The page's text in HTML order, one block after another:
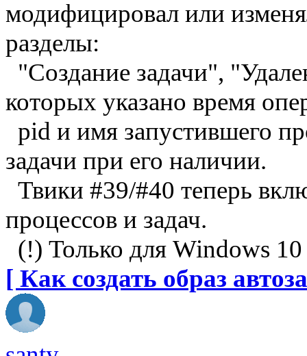
модифицировал или
разделы:
"Создание задачи",
которых указано время
pid и имя запустившего
задачи при его наличии.
Твики #39/#40 теперь
процессов и задач.
(!) Только для Windows
[ Как создать образ